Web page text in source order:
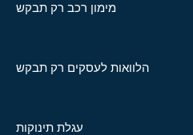
מימון רכב רק תבקש
הלוואות לעסקים רק תבקש
עגלת תינוקות